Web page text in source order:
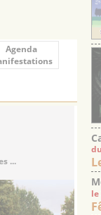
Agenda
...
le